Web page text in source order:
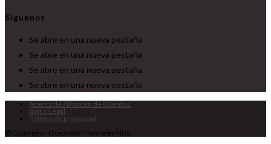
Síguenos
Se abre en una nueva pestaña
Se abre en una nueva pestaña
Se abre en una nueva pestaña
Se abre en una nueva pestaña
Acerca de Almacén de Cuentos
Aviso Legal
Política de privacidad
© Copyright - OceanWP Theme by Nick